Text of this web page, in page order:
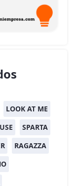
LOOK AT ME
SPARTA
RAGAZZA